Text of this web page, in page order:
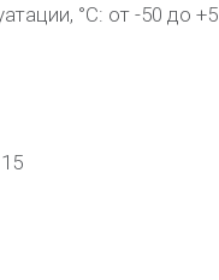
°C: от -50 до